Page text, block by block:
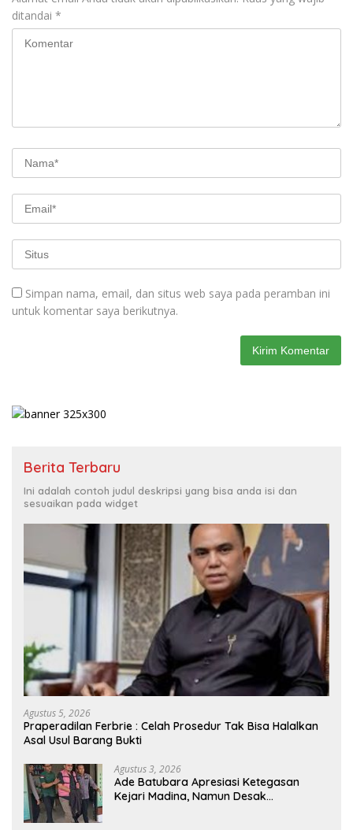
ditandai *
Simpan nama, email, dan situs web saya pada peramban ini
untuk komentar saya berikutnya.
Berita Terbaru
Ini adalah contoh judul deskripsi yang bisa anda isi dan
sesuaikan pada widget
Agustus 5, 2026
Praperadilan Ferbrie : Celah Prosedur Tak Bisa Halalkan
Asal Usul Barang Bukti
Agustus 3, 2026
Ade Batubara Apresiasi Ketegasan
Kejari Madina, Namun Desak